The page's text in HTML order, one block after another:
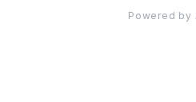
Powered by